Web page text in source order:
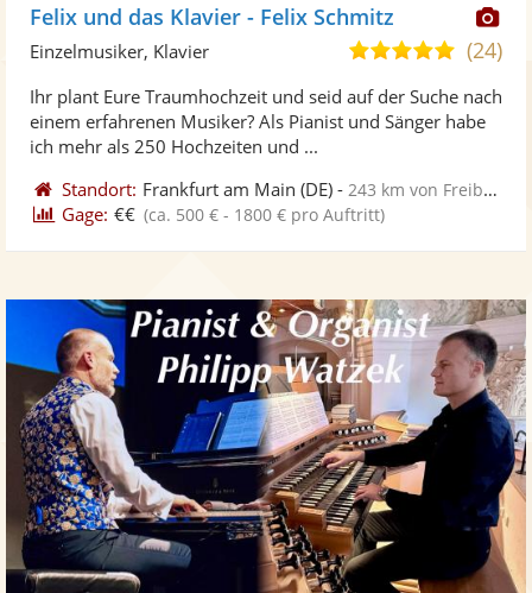
Felix und das Klavier - Felix Schmitz
5,0
5
(24)
Einzelmusiker, Klavier
Ihr plant Eure Traumhochzeit und seid auf der Suche nach
einem erfahrenen Musiker? Als Pianist und Sänger habe
ich mehr als 250 Hochzeiten und ...
Standort: Frankfurt am Main (DE) - 243 km von Freiburg im Breisgau
Gage: €€ (ca. 500 € - 1800 € pro Auftritt)